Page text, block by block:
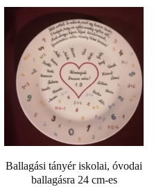
Ballagási tányér iskolai, óvodai
ballagásra 24 cm-es